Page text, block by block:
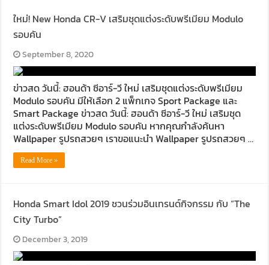
ใหม่! New Honda CR-V เสริมชุดแต่งระดับพรีเมียม Modulo
รอบคัน
September 8, 2020
ข่าวสด วันนี้: ฮอนด้า ซีอาร์-วี ใหม่ เสริมชุดแต่งระดับพรีเมียม
Modulo รอบคัน มีให้เลือก 2 แพ็กเกจ Sport Package และ
Smart Package ข่าวสด วันนี้: ฮอนด้า ซีอาร์-วี ใหม่ เสริมชุด
แต่งระดับพรีเมียม Modulo รอบคัน หากคุณกำลังค้นหา
Wallpaper รูปรถสวยๆ เราขอแนะนำ Wallpaper รูปรถสวยๆ …
Read More »
Honda Smart Idol 2019 ชวนร่วมอินเทรนด์กิจกรรม กับ “The
City Turbo”
December 3, 2019